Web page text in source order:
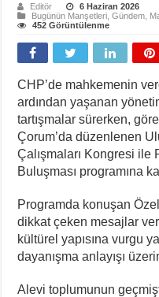
Editör
6 Haziran 2026
Bugünün Manşetleri ,Gündem
452 Görüntülenme
CHP’de mahkemenin
ardından yaşanan
tartışmalar sürerken,
Çorum’da düzenlenen
Çalışmaları Kongresi ile
Buluşması programına
Programda konuşan
dikkat çeken mesajlar
kültürel yapısına vurgu
dayanışma anlayışı
Alevi toplumunun